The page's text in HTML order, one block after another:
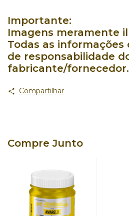
Importante:
Imagens meramente
Todas as informações
de responsabilidade
fabricante/fornecedor.
Compartilhar
Compre Junto